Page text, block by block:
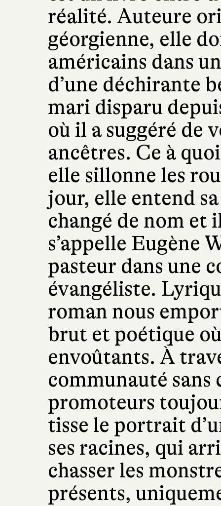
réalité. Auteure
géorgienne, elle
américains dans
d’une déchirante
mari disparu
où il a suggéré de
ancêtres. Ce à
elle sillonne les
jour, elle entend
changé de nom et
s’appelle Eugène
pasteur dans une
évangéliste.
roman nous
brut et poétique
envoûtants. À
communauté sans
promoteurs
tisse le portrait
ses racines, qui
chasser les
présents,